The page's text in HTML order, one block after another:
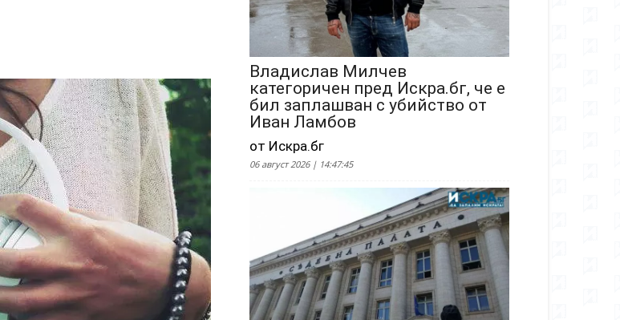
Владислав Милчев
категоричен пред Искра.бг, че е
бил заплашван с убийство от
Иван Ламбов
от Искра.бг
06 август 2026 | 14:47:45